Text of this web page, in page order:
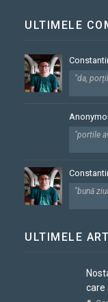
ULTIMELE
"da,
"portile
"bună
ULTIMELE
care